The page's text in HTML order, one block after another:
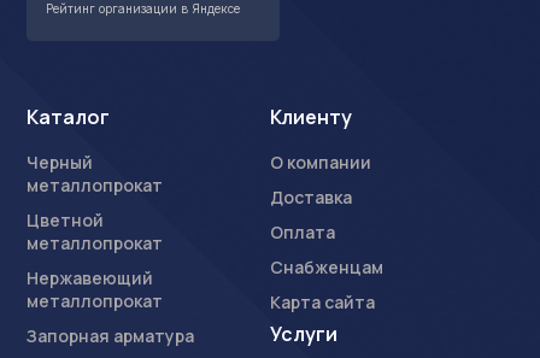
Рейтинг организации в Яндексе
Каталог
Черный
металлопрокат
Цветной
металлопрокат
Нержавеющий
металлопрокат
Запорная арматура
Клиенту
О компании
Доставка
Оплата
Снабженцам
Карта сайта
Услуги